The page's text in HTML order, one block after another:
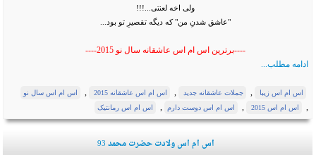
ولی اخه لعنتی...!!!
"عاشق شدنِ من" که دیگه تقصیرِ تو بود...
----برترین اس ام اس عاشقانه سال نو 2015----
ادامه مطلب...
اس ام اس زیبا , جملات عاشقانه جدید , اس ام اس عاشقانه 2015 , اس ام اس سال نو
, اس ام اس 2015 , اس ام اس دوست دارم , اس ام اس رمانتیک
اس ام اس ولادت حضرت محمد 93